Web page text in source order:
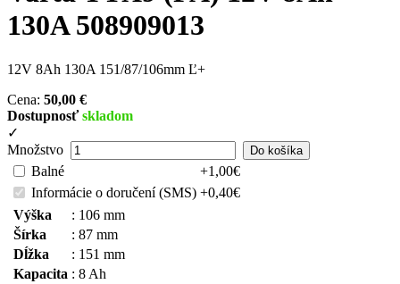
130A 508909013
12V 8Ah 130A 151/87/106mm Ľ+
Cena: 50,00 €
Dostupnosť skladom
✓
Množstvo
Balné
+1,00€
Informácie o doručení (SMS) +0,40€
Výška
: 106 mm
Šírka
: 87 mm
Dĺžka
: 151 mm
Kapacita : 8 Ah